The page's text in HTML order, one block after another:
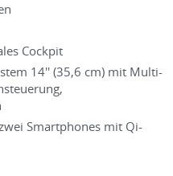
Cockpit
14'' (35,6 cm) mit Multi-
Smartphones mit Qi-